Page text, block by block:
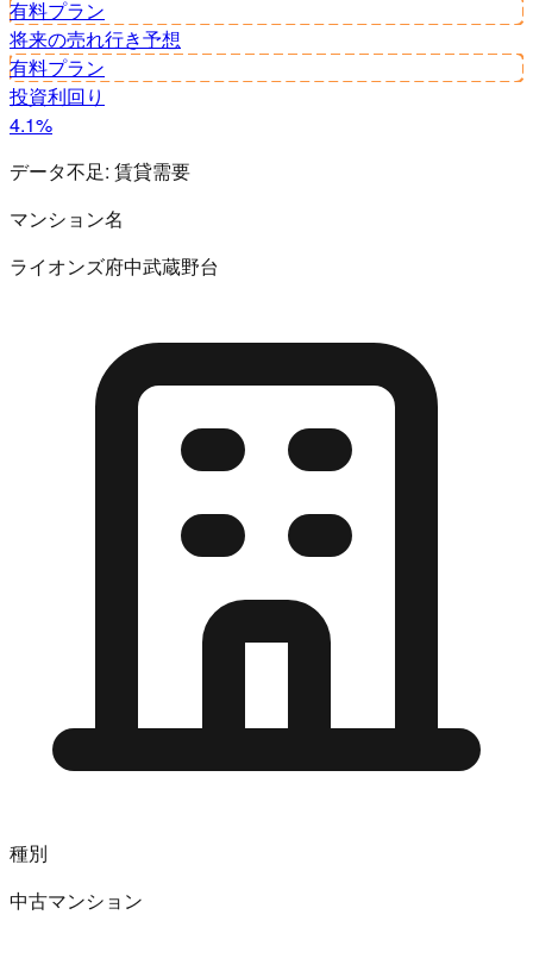
有料プラン
将来の売れ行き予想
有料プラン
投資利回り
4.1%
データ不足: 賃貸需要
マンション名
ライオンズ府中武蔵野台
種別
中古マンション